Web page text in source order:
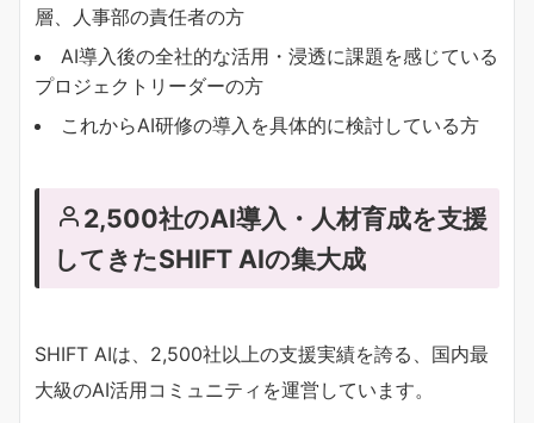
層、人事部の責任者の方
AI導入後の全社的な活用・浸透に課題を感じている
プロジェクトリーダーの方
これからAI研修の導入を具体的に検討している方
2,500社のAI導入・人材育成を支援
してきたSHIFT AIの集大成
SHIFT AIは、2,500社以上の支援実績を誇る、国内最
大級のAI活用コミュニティを運営しています。